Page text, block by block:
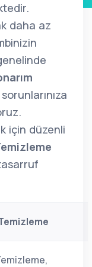
daha az
için düzenli